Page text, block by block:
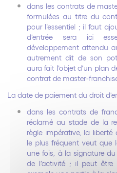
dans les contrats de
formulées au titre du
pour l’essentiel ; il faut
d’entrée sera ici
développement attendu
autrement dit de son
aura fait l’objet d’un plan
contrat de master-
La date de paiement du droit
dans les contrats de
réclamé au stade de la
règle impérative, la liberté
le plus fréquent veut que
une fois, à la signature
de l’activité ; il peut